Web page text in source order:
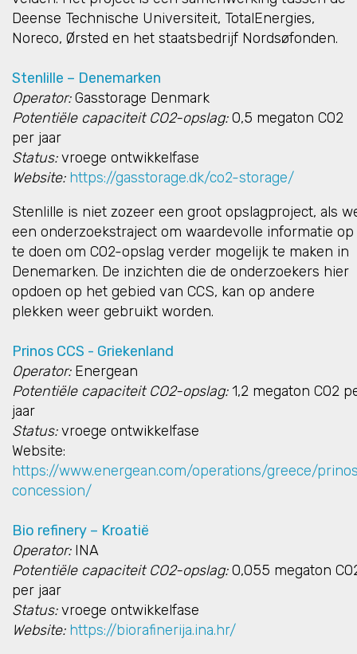
Deense Technische Universiteit, TotalEnergies,
Noreco, Ørsted en het staatsbedrijf Nordsøfonden.
Stenlille – Denemarken
Operator:Gasstorage Denmark
Potentiële capaciteit CO2-opslag:0,5 megaton CO2
per jaar
Status:vroege ontwikkelfase
Website: https://gasstorage.dk/co2-storage/
Stenlille is niet zozeer een groot opslagproject, als
een onderzoekstraject om waardevolle informatie op
te doen om CO2-opslag verder mogelijk te maken in
Denemarken. De inzichten die de onderzoekers hier
opdoen op het gebied van CCS, kan op andere
plekken weer gebruikt worden.
Prinos CCS - Griekenland
Operator:Energean
Potentiële capaciteit CO2-opslag:1,2 megaton CO2
jaar
Status:vroege ontwikkelfase
Website:
https://www.energean.com/operations/greece/
concession/
Bio refinery – Kroatië
Operator:INA
Potentiële capaciteit CO2-opslag:0,055 megaton
per jaar
Status:vroege ontwikkelfase
Website: https://biorafinerija.ina.hr/